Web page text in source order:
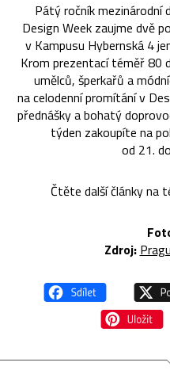
Pátý ročník mezinárodní
Design Week zaujme dvě
v Kampusu Hybernská 4
Krom prezentací téměř 80
umělců, šperkařů a
na celodenní promítání v
přednášky a bohatý
týden zakoupíte na
od 21.
Čtěte další články na
Zdroj: